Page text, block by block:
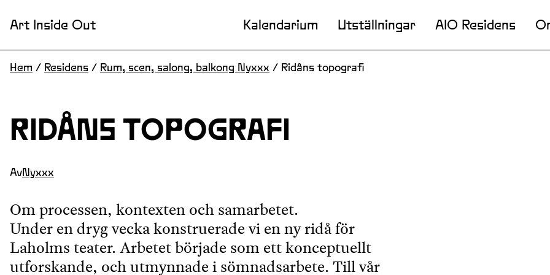
Art Inside Out Kalendarium Utställningar AIO Residens
Hem / Residens / Rum, scen, salong, balkong Nyxxx / Ridåns topografi
RIDÅNS TOPOGRAFI
AvNyxxx
Om processen, kontexten och samarbetet.
Under en dryg vecka konstruerade vi en ny ridå för
Laholms teater. Arbetet började som ett konceptuellt
utforskande, och utmynnade i sömnadsarbete. Till vår